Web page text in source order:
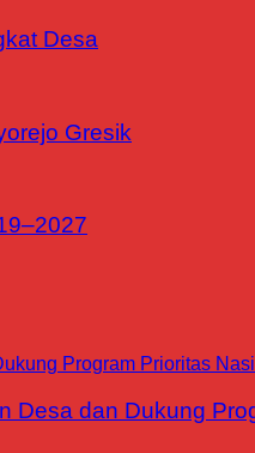
Desa
Gresik
Desa dan Dukung